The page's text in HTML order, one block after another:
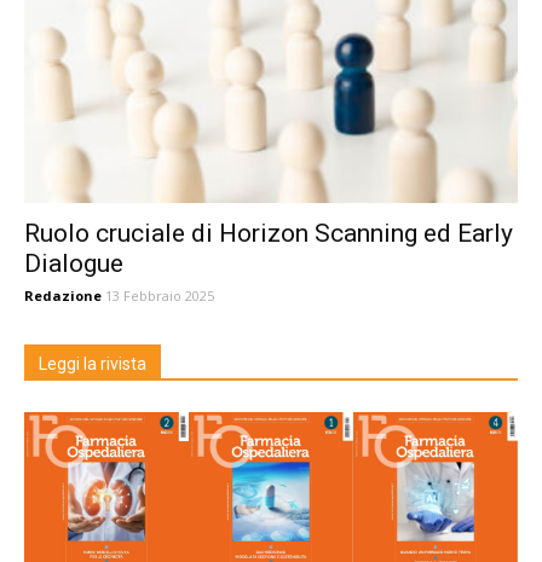
Ruolo cruciale di Horizon Scanning ed Early
Dialogue
Redazione 13 Febbraio 2025
Leggi la rivista